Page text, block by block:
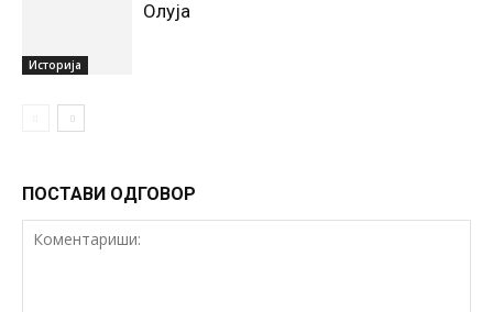
Историја
Олуја
ПОСТАВИ ОДГОВОР